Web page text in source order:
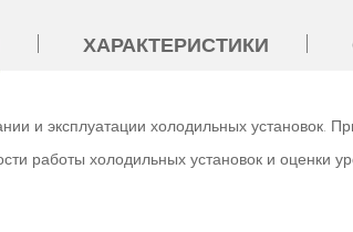
ХАРАКТЕРИСТИКИ
и эксплуатации холодильных установок.
работы холодильных установок и оценки